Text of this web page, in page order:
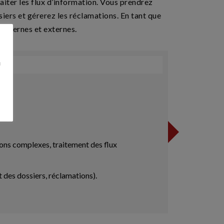
et gérerez les réclamations. En tant que
et externes.
complexes, traitement des flux
dossiers, réclamations).